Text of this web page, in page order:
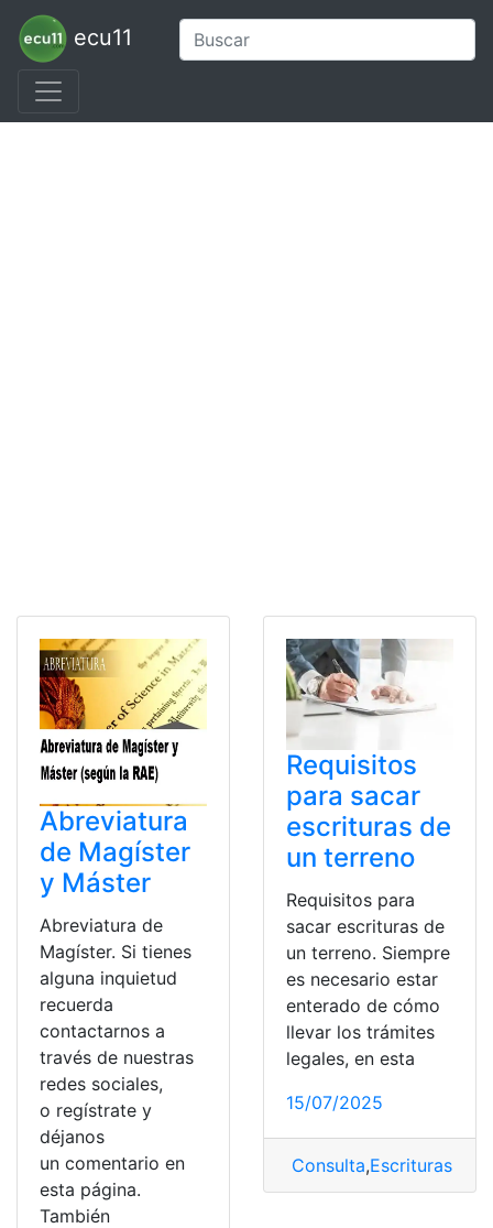
ecu11
Abreviatura
de Magíster
y Máster
Abreviatura de
Magíster. Si tienes
alguna inquietud
recuerda
contactarnos a
través de nuestras
redes sociales,
o regístrate y
déjanos
un comentario en
esta página.
También
Requisitos
para sacar
escrituras de
un terreno
Requisitos para
sacar escrituras de
un terreno. Siempre
es necesario estar
enterado de cómo
llevar los trámites
legales, en esta
15/07/2025
Consulta,Escrituras